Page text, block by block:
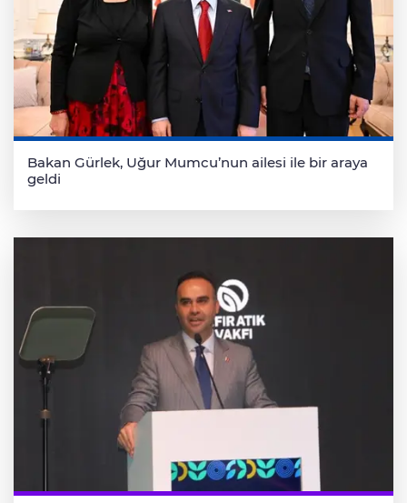
Bakan Gürlek, Uğur Mumcu’nun ailesi ile bir araya
geldi